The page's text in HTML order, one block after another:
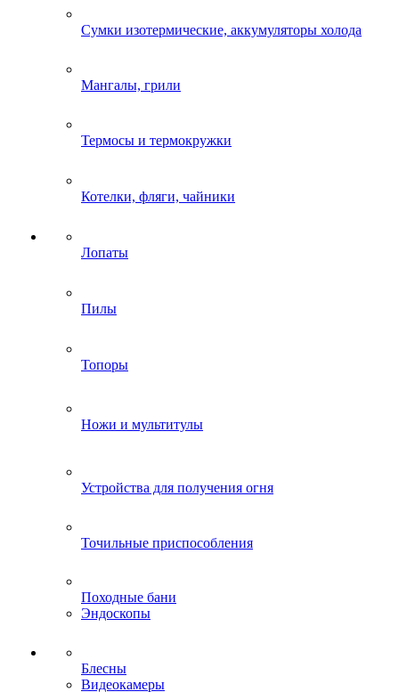
Сумки изотермические, аккумуляторы холода
Мангалы, грили
Термосы и термокружки
Котелки, фляги, чайники
Лопаты
Пилы
Топоры
Ножи и мультитулы
Устройства для получения огня
Точильные приспособления
Походные бани
Эндоскопы
Блесны
Видеокамеры